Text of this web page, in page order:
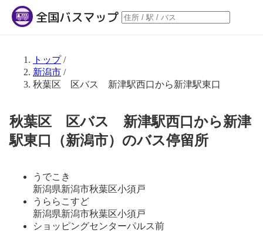
トップ/
新潟市 /
秋葉区 区バス 新津駅西口から新津駅東口
秋葉区 区バス 新津駅西口から新津
駅東口（新潟市）のバス停留所
うでこき
新潟県新潟市秋葉区小須戸
うららこすど
新潟県新潟市秋葉区小須戸
ショッピングセンターパルス前